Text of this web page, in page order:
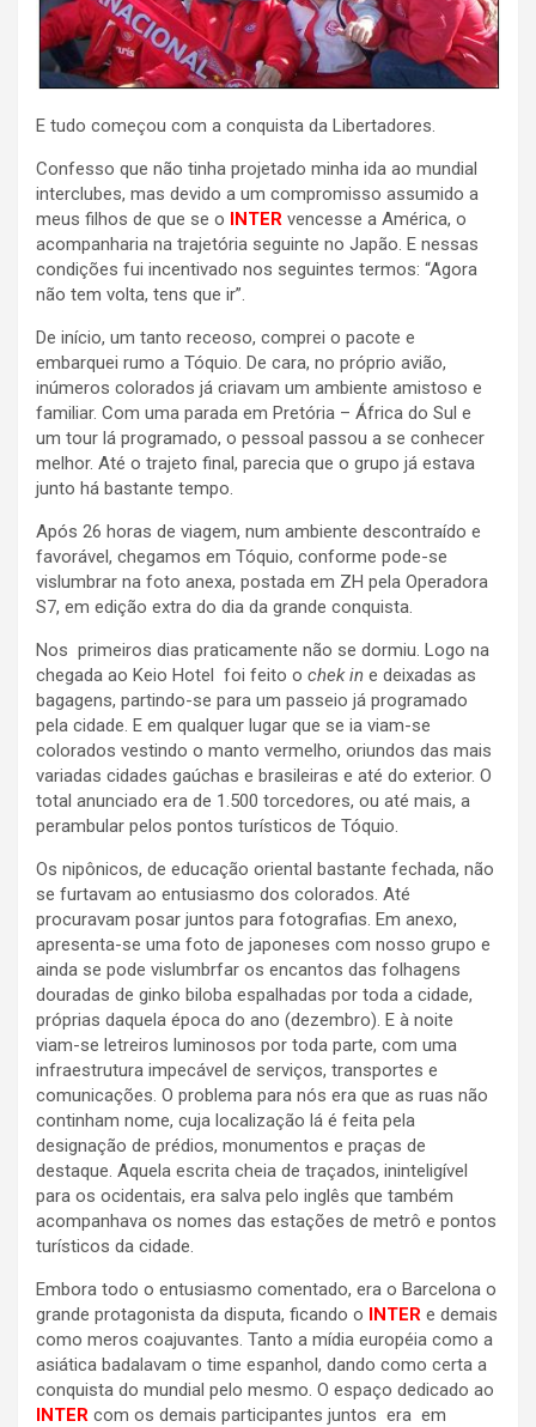
E tudo começou com a conquista da Libertadores.
Confesso que não tinha projetado minha ida ao mundial
interclubes, mas devido a um compromisso assumido a
meus filhos de que se o INTER vencesse a América, o
acompanharia na trajetória seguinte no Japão. E nessas
condições fui incentivado nos seguintes termos: “Agora
não tem volta, tens que ir”.
De início, um tanto receoso, comprei o pacote e
embarquei rumo a Tóquio. De cara, no próprio avião,
inúmeros colorados já criavam um ambiente amistoso e
familiar. Com uma parada em Pretória – África do Sul e
um tour lá programado, o pessoal passou a se conhecer
melhor. Até o trajeto final, parecia que o grupo já estava
junto há bastante tempo.
Após 26 horas de viagem, num ambiente descontraído e
favorável, chegamos em Tóquio, conforme pode-se
vislumbrar na foto anexa, postada em ZH pela Operadora
S7, em edição extra do dia da grande conquista.
Nos primeiros dias praticamente não se dormiu. Logo na
chegada ao Keio Hotel foi feito o chek in e deixadas as
bagagens, partindo-se para um passeio já programado
pela cidade. E em qualquer lugar que se ia viam-se
colorados vestindo o manto vermelho, oriundos das mais
variadas cidades gaúchas e brasileiras e até do exterior. O
total anunciado era de 1.500 torcedores, ou até mais, a
perambular pelos pontos turísticos de Tóquio.
Os nipônicos, de educação oriental bastante fechada, não
se furtavam ao entusiasmo dos colorados. Até
procuravam posar juntos para fotografias. Em anexo,
apresenta-se uma foto de japoneses com nosso grupo e
ainda se pode vislumbrfar os encantos das folhagens
douradas de ginko biloba espalhadas por toda a cidade,
próprias daquela época do ano (dezembro). E à noite
viam-se letreiros luminosos por toda parte, com uma
infraestrutura impecável de serviços, transportes e
comunicações. O problema para nós era que as ruas não
continham nome, cuja localização lá é feita pela
designação de prédios, monumentos e praças de
destaque. Aquela escrita cheia de traçados, ininteligível
para os ocidentais, era salva pelo inglês que também
acompanhava os nomes das estações de metrô e pontos
turísticos da cidade.
Embora todo o entusiasmo comentado, era o Barcelona o
grande protagonista da disputa, ficando o INTER e demais
como meros coajuvantes. Tanto a mídia européia como a
asiática badalavam o time espanhol, dando como certa a
conquista do mundial pelo mesmo. O espaço dedicado ao
INTER com os demais participantes juntos era em